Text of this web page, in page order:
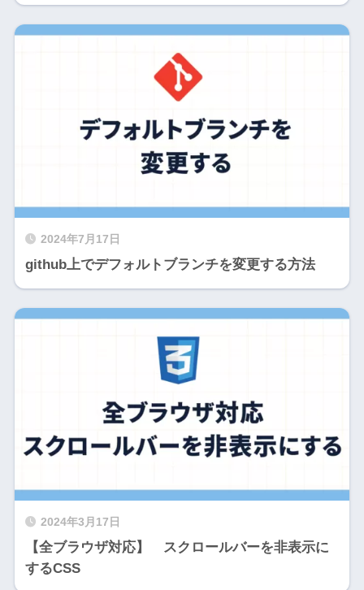
2024年7月17日
github上でデフォルトブランチを変更する方法
2024年3月17日
【全ブラウザ対応】 スクロールバーを非表示に
するCSS